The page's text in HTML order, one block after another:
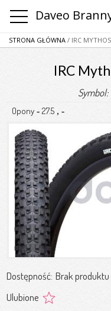
Daveo
STRONA GŁÓWNA / IRC MYTHOS
IRC
Symbol:
Opony- 27.5, -
Dostępność: Brak produktu
Ulubione